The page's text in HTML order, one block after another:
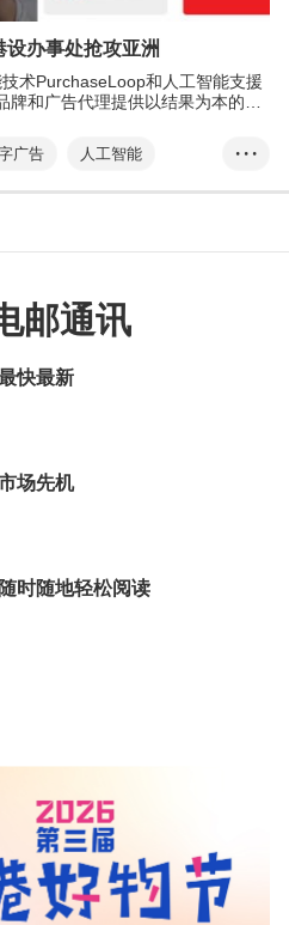
办事处抢攻亚洲
术PurchaseLoop和人工智能支援
和广告代理提供以结果为本的数
广告
人工智能
互联网
品牌形象
• • •
邮通讯
快最新
场先机
时随地轻松阅读